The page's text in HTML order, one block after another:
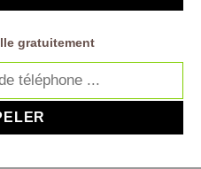
gratuitement